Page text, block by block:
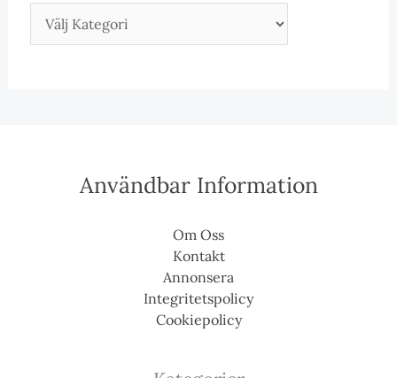
Användbar Information
Om Oss
Kontakt
Annonsera
Integritetspolicy
Cookiepolicy